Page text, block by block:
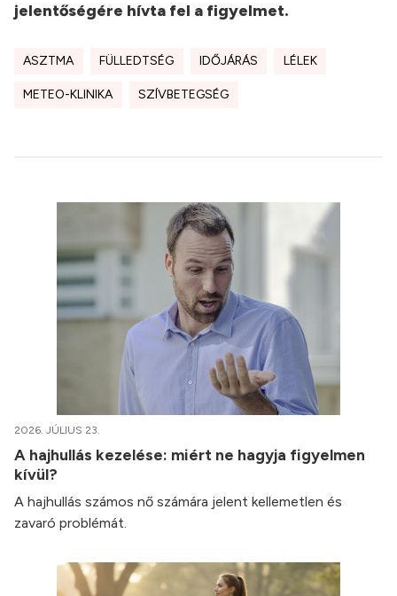
jelentőségére hívta fel a figyelmet.
ASZTMA FÜLLEDTSÉG IDŐJÁRÁS LÉLEK
METEO-KLINIKA SZÍVBETEGSÉG
2026. JÚLIUS 23.
A hajhullás kezelése: miért ne hagyja figyelmen
kívül?
A hajhullás számos nő számára jelent kellemetlen és
zavaró problémát.